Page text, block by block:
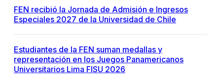
FEN recibió la Jornada de Admisión e Ingresos
Especiales 2027 de la Universidad de Chile
Estudiantes de la FEN suman medallas y
representación en los Juegos Panamericanos
Universitarios Lima FISU 2026